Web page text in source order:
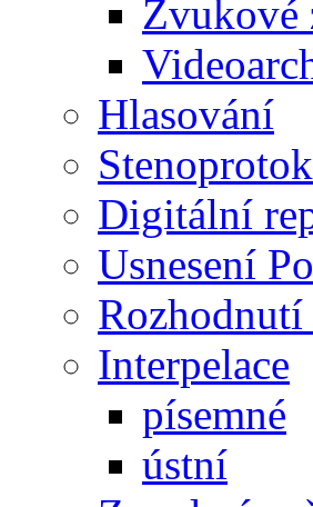
Zvukové
Hlasování
Digitální
Usnesení
Rozhodnutí
Interpelace
písemné
ústní